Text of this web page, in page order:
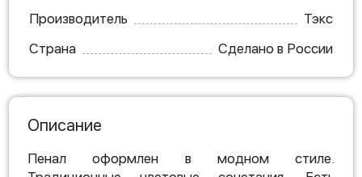
Производитель
Тэкс
Страна
Сделано в России
Описание
Пенал оформлен в модном стиле.